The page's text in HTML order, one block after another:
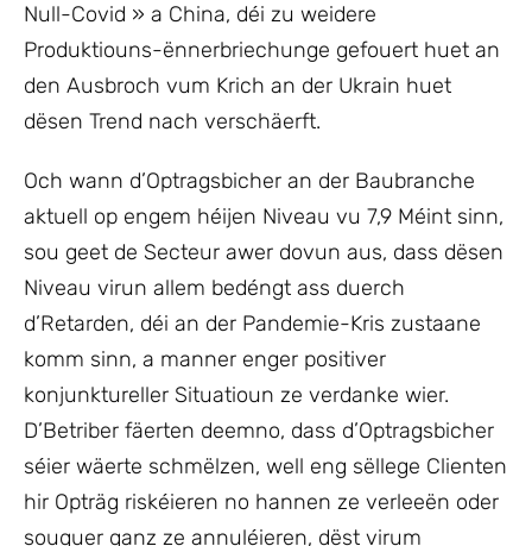
Null-Covid » a China, déi zu weidere
Produktiouns-ënnerbriechunge gefouert huet an
den Ausbroch vum Krich an der Ukrain huet
dësen Trend nach verschäerft.
Och wann d’Optragsbicher an der Baubranche
aktuell op engem héijen Niveau vu 7,9 Méint sinn,
sou geet de Secteur awer dovun aus, dass dësen
Niveau virun allem bedéngt ass duerch
d’Retarden, déi an der Pandemie-Kris zustaane
komm sinn, a manner enger positiver
konjunktureller Situatioun ze verdanke wier.
D’Betriber fäerten deemno, dass d’Optragsbicher
séier wäerte schmëlzen, well eng sëllege Clienten
hir Opträg riskéieren no hannen ze verleeën oder
souguer ganz ze annuléieren, dëst virum